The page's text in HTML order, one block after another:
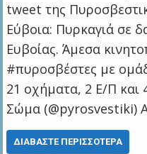
tweet της
Εύβοια: Πυρκαγιά σε
Ευβοίας. Άμεσα
#πυροσβέστες με
21 οχήματα, 2 Ε/Π
Σώμα (@pyrosvestiki)
ΔΙΑΒΆΣΤΕ ΠΕΡΙΣΣΌΤΕΡΑ